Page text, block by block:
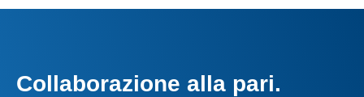
Collaborazione alla pari.